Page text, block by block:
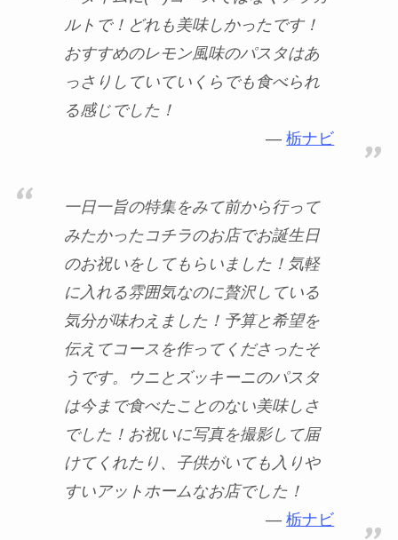
ルトで！どれも美味しかったです！
おすすめのレモン風味のパスタはあ
っさりしていていくらでも食べられ
る感じでした！
栃ナビ
一日一旨の特集をみて前から行って
みたかったコチラのお店でお誕生日
のお祝いをしてもらいました！気軽
に入れる雰囲気なのに贅沢している
気分が味わえました！予算と希望を
伝えてコースを作ってくださったそ
うです。ウニとズッキーニのパスタ
は今まで食べたことのない美味しさ
でした！お祝いに写真を撮影して届
けてくれたり、子供がいても入りや
すいアットホームなお店でした！
栃ナビ